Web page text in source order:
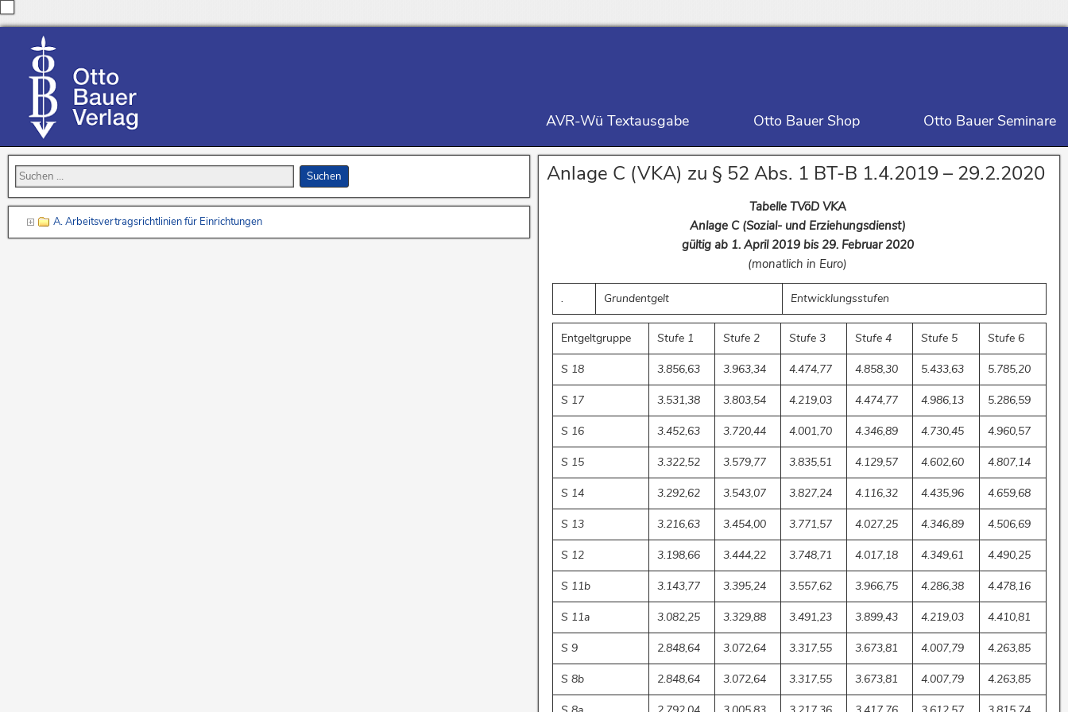
AVR-Wü Textausgabe Otto Bauer Shop Otto Bauer Seminare
Anlage C (VKA) zu § 52 Abs. 1 BT-B 1.4.2019 – 29.2.2020
Tabelle TVöD VKA
Anlage C (Sozial- und Erziehungsdienst)
gültig ab 1. April 2019 bis 29. Februar 2020
(monatlich in Euro)
. Grundentgelt Entwicklungsstufen
Entgeltgruppe Stufe 1 Stufe 2 Stufe 3 Stufe 4 Stufe 5 Stufe 6
S 18 3.856,63 3.963,34 4.474,77 4.858,30 5.433,63 5.785,20
S 17 3.531,38 3.803,54 4.219,03 4.474,77 4.986,13 5.286,59
S 16 3.452,63 3.720,44 4.001,70 4.346,89 4.730,45 4.960,57
S 15 3.322,52 3.579,77 3.835,51 4.129,57 4.602,60 4.807,14
S 14 3.292,62 3.543,07 3.827,24 4.116,32 4.435,96 4.659,68
S 13 3.216,63 3.454,00 3.771,57 4.027,25 4.346,89 4.506,69
S 12 3.198,66 3.444,22 3.748,71 4.017,18 4.349,61 4.490,25
S 11b 3.143,77 3.395,24 3.557,62 3.966,75 4.286,38 4.478,16
S 11a 3.082,25 3.329,88 3.491,23 3.899,43 4.219,03 4.410,81
S 9 2.848,64 3.072,64 3.317,55 3.673,81 4.007,79 4.263,85
S 8b 2.848,64 3.072,64 3.317,55 3.673,81 4.007,79 4.263,85
A. Arbeitsvertragsrichtlinien für Einrichtungen